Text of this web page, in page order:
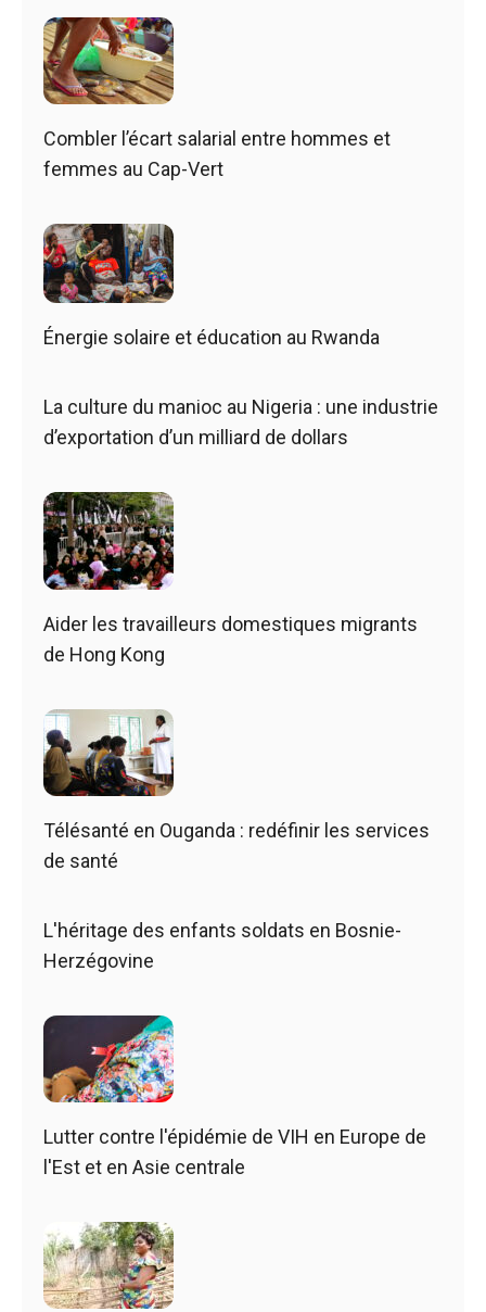
Combler l’écart salarial entre hommes et
femmes au Cap-Vert
Énergie solaire et éducation au Rwanda
La culture du manioc au Nigeria : une industrie
d’exportation d’un milliard de dollars
Aider les travailleurs domestiques migrants
de Hong Kong
Télésanté en Ouganda : redéfinir les services
de santé
L'héritage des enfants soldats en Bosnie-
Herzégovine
Lutter contre l'épidémie de VIH en Europe de
l'Est et en Asie centrale